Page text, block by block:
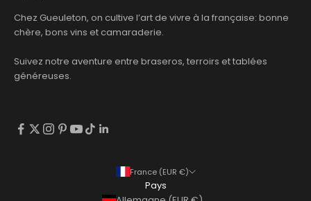
Chez Gueuleton, on cultive l’art de vivre à la française: bonne
chère, bons vins et camaraderie.
Suivez notre aventure entre braseros, terroirs et tablées
généreuses.
France (EUR €)
Pays